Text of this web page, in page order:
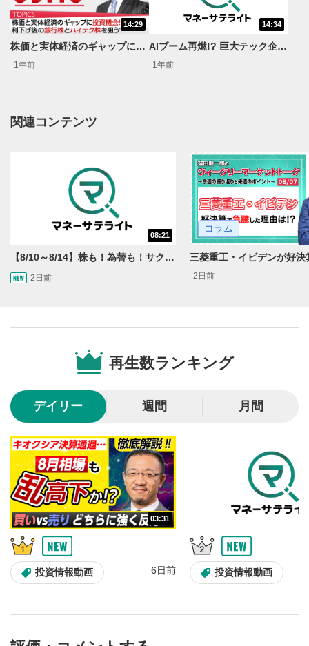
2
操作メニュー
動画再生エリアにマウスを乗せると表示されます。
10秒、動画を巻き戻し/早送りします。
再生位置を示しています。再生したい位置をクリック
するとその位置から動画が再生されます。
画質/再生速度の設定
画質の選択/再生速度の変更ができます。
7
音量調整
スライダーを上下すると音量が調整できます。
動画が全画面で表示されます。再度クリックすると元
14:29
株価と実体経済のギャップに投資機会！？注目すべきセクターは？＜米国マーケットダイジェスト9/10号＞
1年前
14:34
AIブーム再燃!? 巨大テック企業の❝循環取引❞＜米国マーケットダイジェスト9/24号＞
1年前
関連コンテンツ
08:21
【8/10～8/14】株も！為替も！サクッと！来週のマーケット見通し＜Next View＞
2日前
コラム
2日前
再生数ランキング
デイリー 週間 月間
03:31
投資情報動画 6日前 投資情報動画